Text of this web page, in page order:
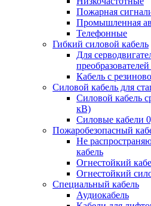
Пожарная
Промышленная
Телефонные
Гибкий силовой кабель
Для
Кабель с
Силовой кабель для
Силовой кабель
кВ)
Силовые кабели
Пожаробезопасный
Не
кабель
Огнестойкий
Огнестойкий
Специальный кабель
Аудиокабель